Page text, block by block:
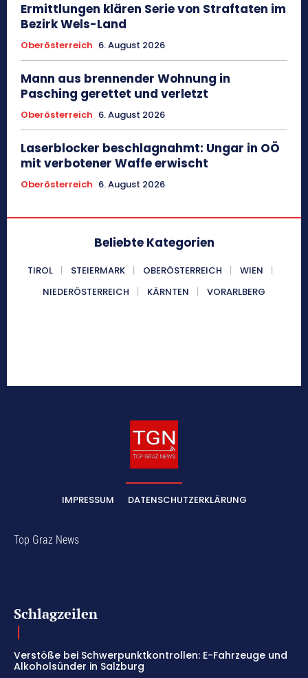
Ermittlungen klären Serie von Straftaten im
Bezirk Wels-Land
Oberösterreich 6. August 2026
Mann aus brennender Wohnung in
Pasching gerettet und verletzt
Oberösterreich 6. August 2026
Laserblocker beschlagnahmt: Ungar in OÖ
mit verbotener Waffe erwischt
Oberösterreich 6. August 2026
Beliebte Kategorien
TIROL STEIERMARK OBERÖSTERREICH
WIEN
NIEDERÖSTERREICH
KÄRNTEN VORARLBERG
IMPRESSUM DATENSCHUTZERKLÄRUNG
Top Graz News
Schlagzeilen
Verstöße bei Schwerpunktkontrollen: E-Fahrzeuge und
Alkoholsünder in Salzburg